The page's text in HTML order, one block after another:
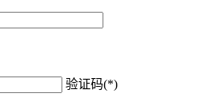
验证码(*)